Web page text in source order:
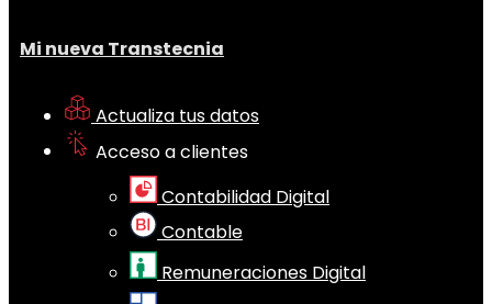
Mi nueva Transtecnia
Actualiza tus datos
Acceso a clientes
Contabilidad Digital
Contable
Remuneraciones Digital